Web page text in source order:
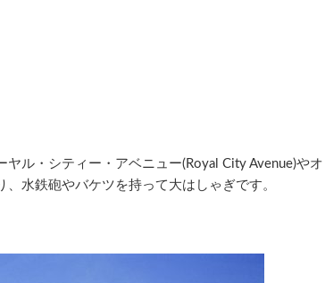
ル・シティー・アベニュー(Royal City Avenue)やオ
水鉄砲やバケツを持って大はしゃぎです。